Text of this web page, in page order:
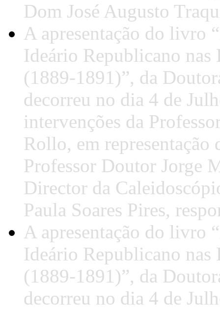
Dom José Augusto
A apresentação do livro
Ideário Republicano nas
(1889-1891)”, da
decorreu no dia 4 de
intervenções da
Rollo, em
Professor Doutor Jorge
Director da
Paula Soares Pires,
A apresentação do livro
Ideário Republicano nas
(1889-1891)”, da
decorreu no dia 4 de